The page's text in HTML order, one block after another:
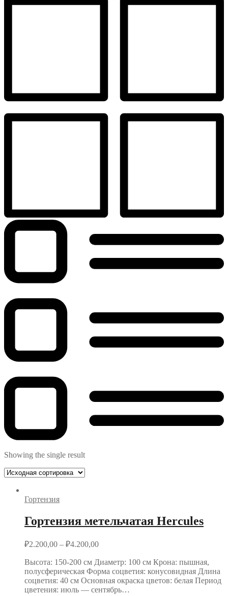
Showing the single result
Гортензия
Гортензия метельчатая Hercules
₽2.200,00 – ₽4.200,00
Высота: 150-200 см Диаметр: 100 см Крона: пышная,
полусферическая Форма соцветия: конусовидная Длина
соцветия: 40 см Основная окраска цветов: белая Период
цветения: июль — сентябрь…